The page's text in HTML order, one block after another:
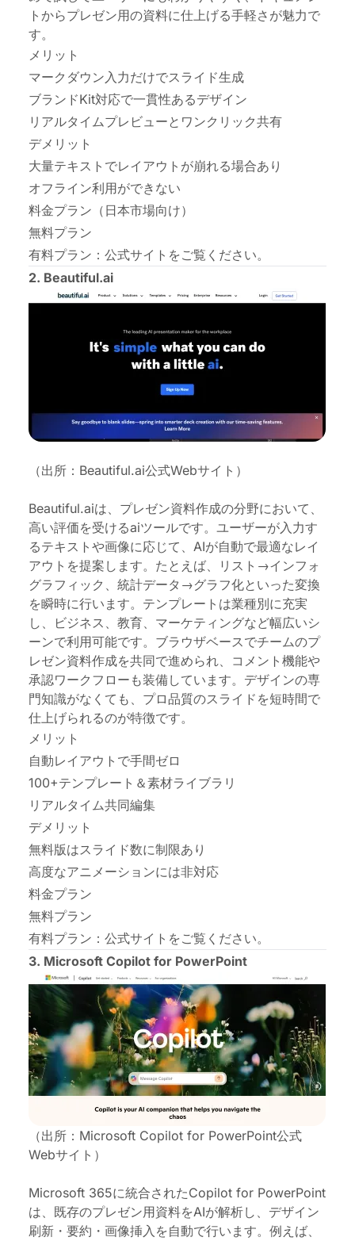
トからプレゼン用の資料に仕上げる手軽さが魅力で
す。
メリット
マークダウン入力だけでスライド生成
ブランドKit対応で一貫性あるデザイン
リアルタイムプレビューとワンクリック共有
デメリット
大量テキストでレイアウトが崩れる場合あり
オフライン利用ができない
料金プラン（日本市場向け）
無料プラン
有料プラン： 公式サイト をご覧ください。
2. Beautiful.ai
（出所：Beautiful.ai公式Webサイト）
Beautiful.aiは、プレゼン資料作成の分野において、
高い評価を受けるaiツールです。ユーザーが入力す
るテキストや画像に応じて、AIが自動で最適なレイ
アウトを提案 します。たとえば、リスト→インフォ
グラフィック、統計データ→グラフ化といった変換
を瞬時に行います。テンプレートは業種別に充実
し、ビジネス、教育、マーケティングなど幅広いシ
ーンで利用可能です。ブラウザベースでチームのプ
レゼン資料作成を共同で進められ、コメント機能や
承認ワークフローも装備しています。デザインの専
門知識がなくても、プロ品質のスライドを短時間で
仕上げられるのが特徴です。
メリット
自動レイアウトで手間ゼロ
100+テンプレート＆素材ライブラリ
リアルタイム共同編集
デメリット
無料版はスライド数に制限あり
高度なアニメーションには非対応
料金プラン
無料プラン
有料プラン： 公式サイト をご覧ください。
3. Microsoft Copilot for PowerPoint
（出所：Microsoft Copilot for PowerPoint公式
Webサイト）
Microsoft 365に統合されたCopilot for PowerPoint
は、既存のプレゼン用資料をAIが解析し、デザイン
刷新 ・ 要約 ・ 画像挿入を自動で行います。例えば、